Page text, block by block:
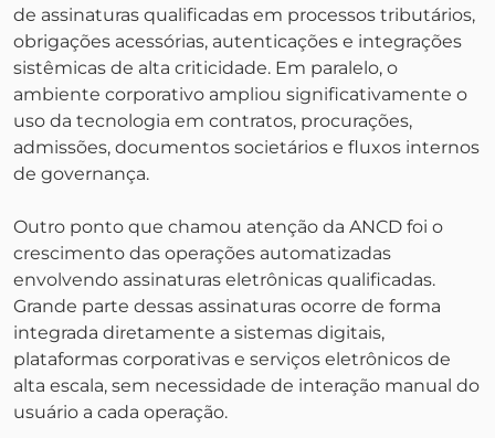
de assinaturas qualificadas em processos tributários,
obrigações acessórias, autenticações e integrações
sistêmicas de alta criticidade. Em paralelo, o
ambiente corporativo ampliou significativamente o
uso da tecnologia em contratos, procurações,
admissões, documentos societários e fluxos internos
de governança.
Outro ponto que chamou atenção da ANCD foi o
crescimento das operações automatizadas
envolvendo assinaturas eletrônicas qualificadas.
Grande parte dessas assinaturas ocorre de forma
integrada diretamente a sistemas digitais,
plataformas corporativas e serviços eletrônicos de
alta escala, sem necessidade de interação manual do
usuário a cada operação.